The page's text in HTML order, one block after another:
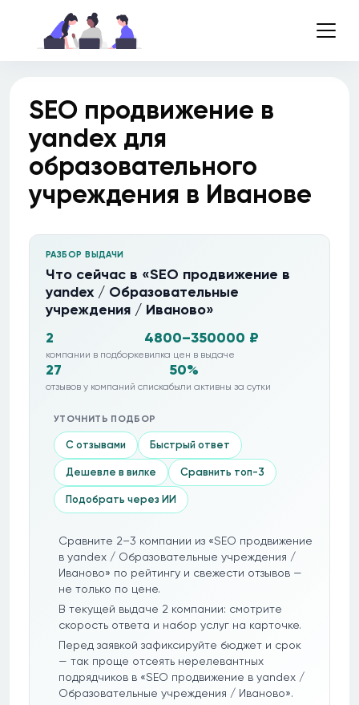
SEO продвижение в
yandex для
образовательного
учреждения в Иванове
РАЗБОР ВЫДАЧИ
Что сейчас в «SEO продвижение в
yandex / Образовательные
учреждения / Иваново»
2
компании в подборке
4800–350000 ₽
вилка цен в выдаче
27
отзывов у компаний списка
50%
были активны за сутки
УТОЧНИТЬ ПОДБОР
С отзывами Быстрый ответ
Дешевле в вилке Сравнить топ-3
Подобрать через ИИ
Сравните 2–3 компании из «SEO продвижение
в yandex / Образовательные учреждения /
Иваново» по рейтингу и свежести отзывов —
не только по цене.
В текущей выдаче 2 компании: смотрите
скорость ответа и набор услуг на карточке.
Перед заявкой зафиксируйте бюджет и срок
— так проще отсеять нерелевантных
подрядчиков в «SEO продвижение в yandex /
Образовательные учреждения / Иваново».